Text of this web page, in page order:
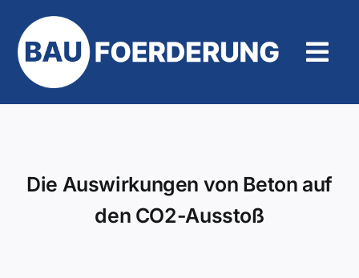
Inhalt
springen
Die Auswirkungen von Beton auf
den CO2-Ausstoß